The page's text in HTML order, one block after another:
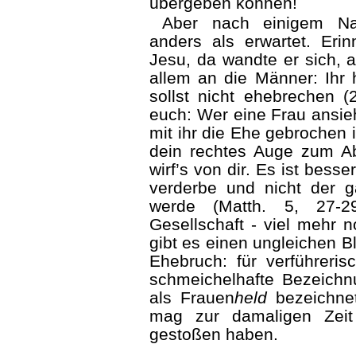
Aber nach einigem
anders als erwartet.
Jesu, da wandte er sich,
allem an die Männer: Ihr
sollst nicht ehebrechen
euch: Wer eine Frau
mit ihr die Ehe gebrochen
dein rechtes Auge zum
wirf’s von dir. Es ist
verderbe und nicht der
werde (Matth. 5, 27-
Gesellschaft - viel mehr
gibt es einen ungleichen
Ehebruch: für
schmeichelhafte
als Frauenheld
mag zur damaligen
gestoßen haben.